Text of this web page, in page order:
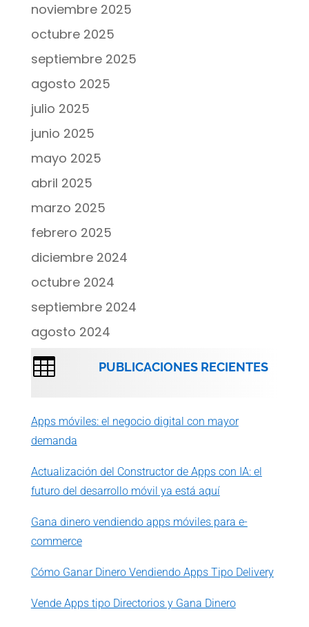
noviembre 2025
octubre 2025
septiembre 2025
agosto 2025
julio 2025
junio 2025
mayo 2025
abril 2025
marzo 2025
febrero 2025
diciembre 2024
octubre 2024
septiembre 2024
agosto 2024
 PUBLICACIONES RECIENTES
Apps móviles: el negocio digital con mayor
demanda
Actualización del Constructor de Apps con IA: el
futuro del desarrollo móvil ya está aquí
Gana dinero vendiendo apps móviles para e-
commerce
Cómo Ganar Dinero Vendiendo Apps Tipo Delivery
Vende Apps tipo Directorios y Gana Dinero